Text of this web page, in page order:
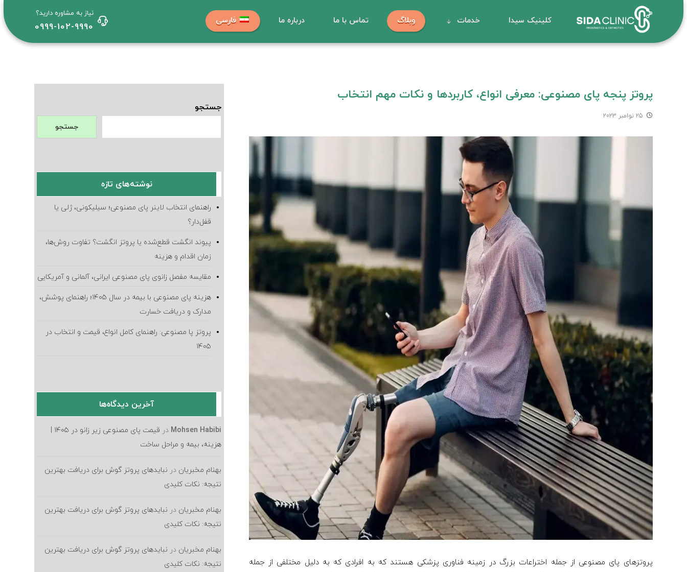
کلینیک سیدا خدمات وبلاگ تماس با ما درباره ما فارسی
نیاز به مشاوره دارید؟
0999-102-9990
پروتز پنجه پای مصنوعی: معرفی انواع، کاربردها و نکات مهم انتخاب
25 نوامبر 2023
پروتزهای پای مصنوعی از جمله اختراعات بزرگ در زمینه فناوری پزشکی هستند که به افرادی که به دلیل مختلفی از جمله
جستجو
جستجو
نوشته‌های تازه
راهنمای انتخاب لاینر پای مصنوعی؛ سیلیکونی، ژلی یا
قفل‌دار؟
پیوند انگشت قطع‌شده یا پروتز انگشت؟ تفاوت روش‌ها،
زمان اقدام و هزینه
مقایسه مفصل زانوی پای مصنوعی ایرانی، آلمانی و آمریکایی
هزینه پای مصنوعی با بیمه در سال ۱۴۰۵؛ راهنمای پوشش،
مدارک و دریافت خسارت
پروتز پا مصنوعی: راهنمای کامل انواع، قیمت و انتخاب در
۱۴۰۵
آخرین دیدگاه‌ها
Mohsen Habibi در
قیمت پای مصنوعی زیر زانو در ۱۴۰۵ |
هزینه، بیمه و مراحل ساخت
بهنام مخبریان در نبایدهای پروتز گوش برای دریافت بهترین
نتیجه: نکات کلیدی
بهنام مخبریان در نبایدهای پروتز گوش برای دریافت بهترین
نتیجه: نکات کلیدی
بهنام مخبریان در نبایدهای پروتز گوش برای دریافت بهترین
نتیجه: نکات کلیدی